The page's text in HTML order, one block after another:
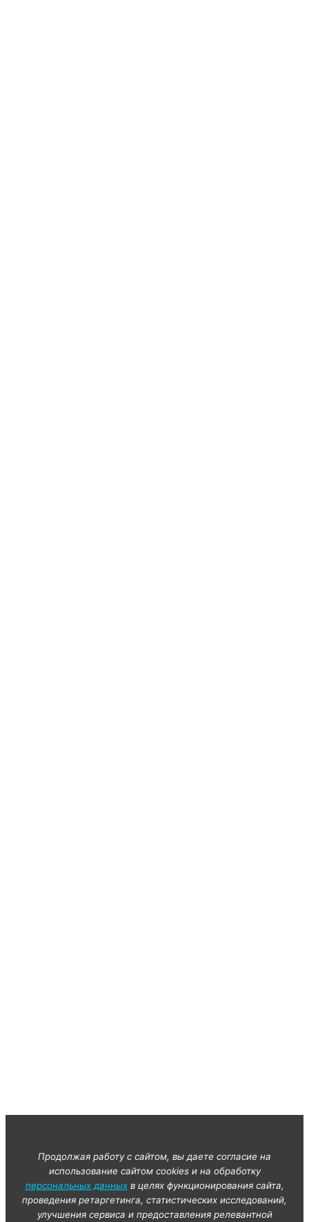
Продолжая работу с сайтом, вы даете согласие на
использование сайтом cookies и на обработку
персональных данныхв целях функционирования сайта,
проведения ретаргетинга, статистических исследований,
улучшения сервиса и предоставления релевантной